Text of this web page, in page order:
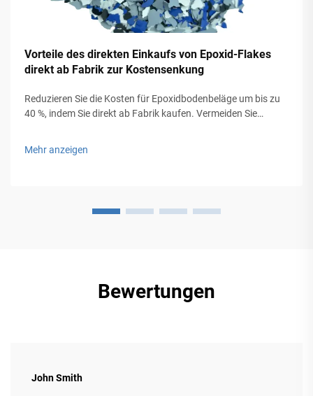
Vorteile des direkten Einkaufs von Epoxid-Flakes
direkt ab Fabrik zur Kostensenkung
Reduzieren Sie die Kosten für Epoxidbodenbeläge um bis zu
40 %, indem Sie direkt ab Fabrik kaufen. Vermeiden Sie
Preisen. Fordern Sie jetzt Ihr Angebot an.
Mehr anzeigen
Bewertungen
John Smith